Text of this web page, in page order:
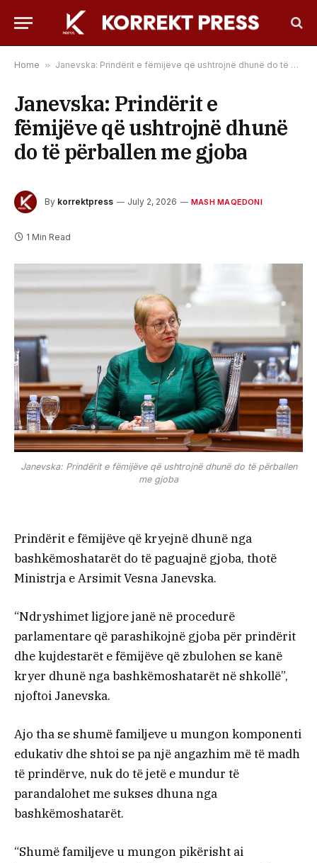
Home » Janevska: Prindërit e fëmijëve që ushtrojnë dhunë do të përballen me gjoba
Janevska: Prindërit e
fëmijëve që ushtrojnë dhunë
do të përballen me gjoba
By korrektpress July 2, 2026 MASH MAQEDONI
1 Min Read
Janevska: Prindërit e fëmijëve që ushtrojnë dhunë do të përballen
me gjoba
Prindërit e fëmijëve që kryejnë dhunë nga
bashkëmoshatarët do të paguajnë gjoba, thotë
Ministrja e Arsimit Vesna Janevska.
“Ndryshimet ligjore janë në procedurë
parlamentare që parashikojnë gjoba për prindërit
dhe kujdestarët e fëmijëve që zbulohen se kanë
kryer dhunë nga bashkëmoshatarët në shkollë”,
njoftoi Janevska.
Ajo tha se shumë familjeve u mungon komponenti
edukativ dhe shtoi se pa një angazhim më të madh
të prindërve, nuk do të jetë e mundur të
parandalohet me sukses dhuna nga
bashkëmoshatarët.
“Shumë familjeve u mungon pikërisht ai